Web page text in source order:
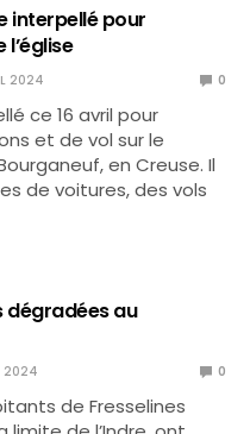
interpellé pour
2024 0
ce 16 avril pour
et de vol sur le
en Creuse. Il
de voitures, des vols
dégradées au
2024 0
de Fresselines